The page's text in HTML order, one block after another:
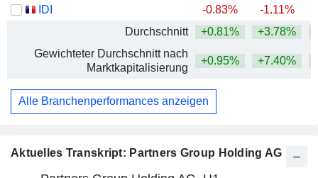
Aktuelles Transkript: Partners Group Holding AG
IDI
-0.83% -1.11%
Durchschnitt
+0.81% +3.78%
Gewichteter Durchschnitt nach
Marktkapitalisierung
+0.95% +7.40%
Alle Branchenperformances anzeigen